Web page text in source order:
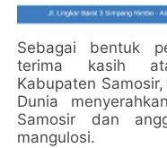
Sebagai bentuk
terima kasih
Kabupaten
Dunia
Samosir dan
mangulosi.